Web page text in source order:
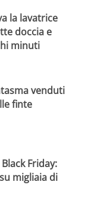
la lavatrice
doccia e
minuti
venduti
finte
Friday:
migliaia di